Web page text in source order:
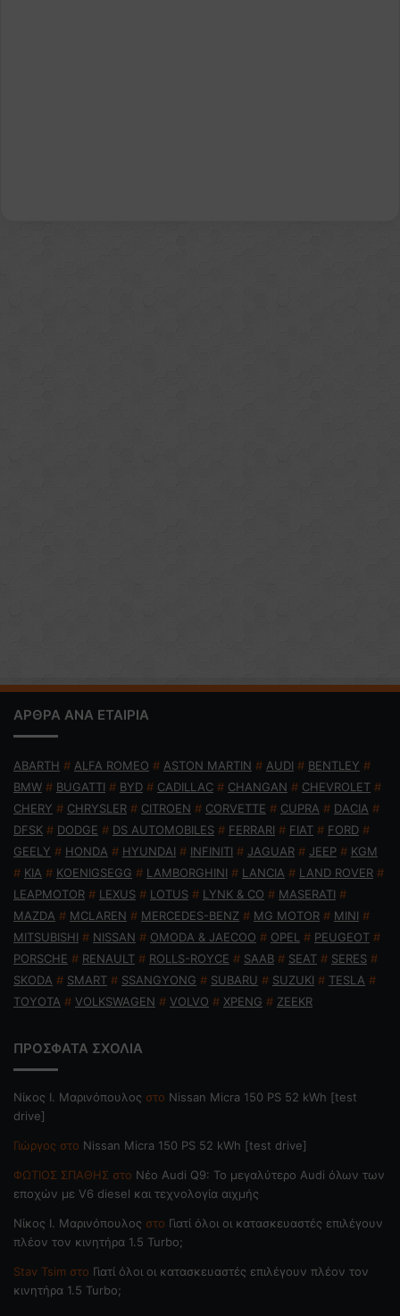
ΑΡΘΡΑ ΑΝΑ ΕΤΑΙΡΙΑ
ABARTH # ALFA ROMEO # ASTON MARTIN # AUDI # BENTLEY #
BMW # BUGATTI # BYD # CADILLAC # CHANGAN # CHEVROLET #
CHERY # CHRYSLER # CITROEN # CORVETTE # CUPRA # DACIA #
DFSK # DODGE # DS AUTOMOBILES # FERRARI # FIAT # FORD #
GEELY # HONDA # HYUNDAI # INFINITI # JAGUAR # JEEP # KGM
# KIA # KOENIGSEGG # LAMBORGHINI # LANCIA # LAND ROVER #
LEAPMOTOR # LEXUS # LOTUS # LYNK & CO # MASERATI #
MAZDA # MCLAREN # MERCEDES-BENZ # MG MOTOR # MINI #
MITSUBISHI # NISSAN # OMODA & JAECOO # OPEL # PEUGEOT #
PORSCHE # RENAULT # ROLLS-ROYCE # SAAB # SEAT # SERES #
SKODA # SMART # SSANGYONG # SUBARU # SUZUKI # TESLA #
TOYOTA # VOLKSWAGEN # VOLVO # XPENG # ZEEKR
ΠΡΟΣΦΑΤΑ ΣΧΟΛΙΑ
Nίκος Ι. Mαρινόπουλος στο Nissan Micra 150 PS 52 kWh [test
drive]
Γιώργος στο Nissan Micra 150 PS 52 kWh [test drive]
ΦΩΤΙΟΣ ΣΠΑΘΗΣ στο Νέο Audi Q9: Το μεγαλύτερο Audi όλων των
εποχών με V6 diesel και τεχνολογία αιχμής
Nίκος Ι. Mαρινόπουλος στο Γιατί όλοι οι κατασκευαστές επιλέγουν
πλέον τον κινητήρα 1.5 Turbo;
Stav Tsim στο Γιατί όλοι οι κατασκευαστές επιλέγουν πλέον τον
κινητήρα 1.5 Turbo;